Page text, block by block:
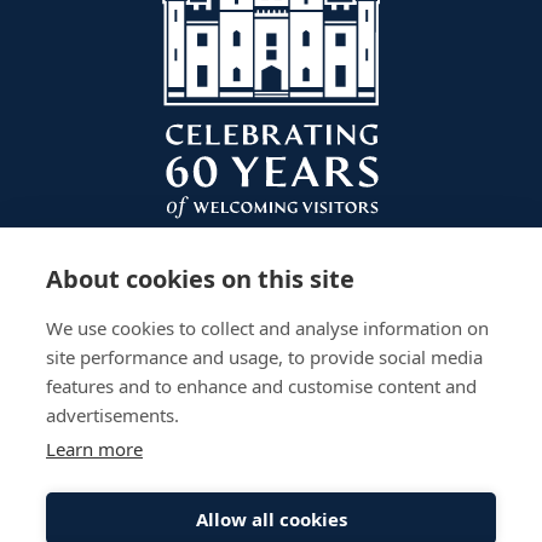
para ser coronado.
Al levantar la vista y observar las paredes de la
habitación se verá una variedad de hermosos
artefactos. Como muchas de las casas ancestrales
británicas, el Palacio de Scone tiene una vasta
colección de pinturas y para saber más sobre alguna
de ellas se recomienda preguntar al guía. El lienzo más
notable de la habitación es “La negación de San
el cuadro más grande y antiguo del palacio. Seghers
refleja en su uso de la luz y la oscuridad para crear
emoción y composición.
Colgado a la izquierda de la puerta que conduce a la
Antesala hay un retrato de María de Módena por
del rey Jacobo VII y II. Era madre de Jacobo
Francisco Eduardo Estuardo, quizás más conocido
Accessibility
Stay
Sitemap
About cookies on this site
We use cookies to collect and analyse information on
site performance and usage, to provide social media
features and to enhance and customise content and
advertisements.
Learn more
Allow all cookies